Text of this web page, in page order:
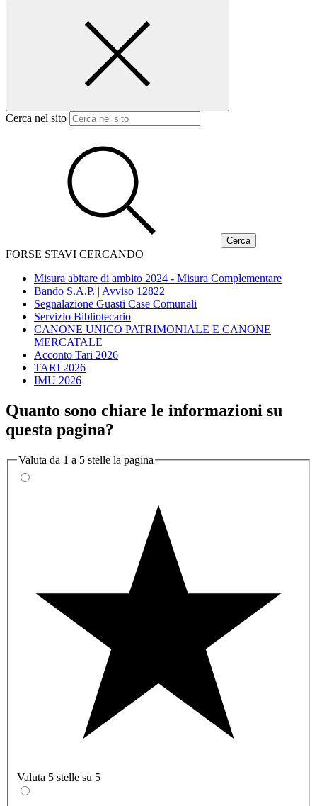
Cerca nel sito
FORSE STAVI CERCANDO
Misura abitare di ambito 2024 - Misura Complementare
Bando S.A.P. | Avviso 12822
Segnalazione Guasti Case Comunali
Servizio Bibliotecario
CANONE UNICO PATRIMONIALE E CANONE
MERCATALE
Acconto Tari 2026
TARI 2026
IMU 2026
Quanto sono chiare le informazioni su
questa pagina?
Valuta da 1 a 5 stelle la pagina
Valuta 5 stelle su 5